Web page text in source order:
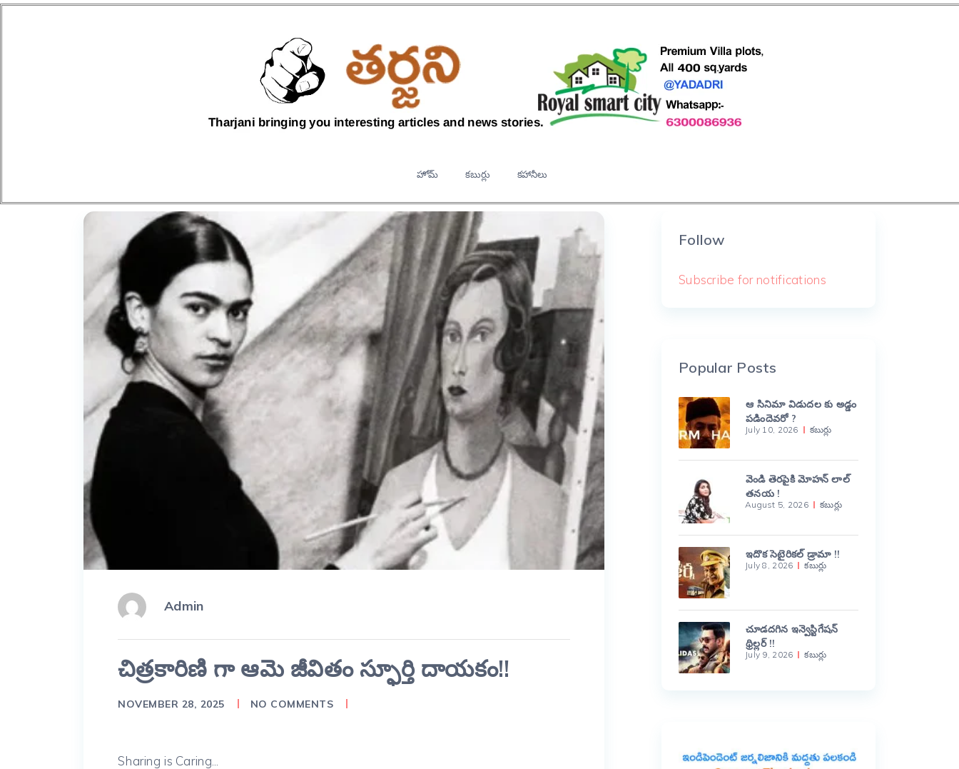
హోమ్ కబుర్లు కహానీలు
Admin
చిత్రకారిణి గా ఆమె జీవితం స్ఫూర్తి దాయకం!!
NOVEMBER 28, 2025 NO COMMENTS
Sharing is Caring...
Follow
Subscribe for notifications
Popular Posts
ఆ సినిమా విడుదల కు అడ్డం
పడిందెవరో ?
July 10, 2026 కబుర్లు
వెండి తెరపైకి మోహన్ లాల్
తనయ !
August 5, 2026 కబుర్లు
ఇదొక సెటైరికల్ డ్రామా !!
July 8, 2026 కబుర్లు
చూడదగిన ఇన్వెస్టిగేషన్
థ్రిల్లర్ !!
July 9, 2026 కబుర్లు